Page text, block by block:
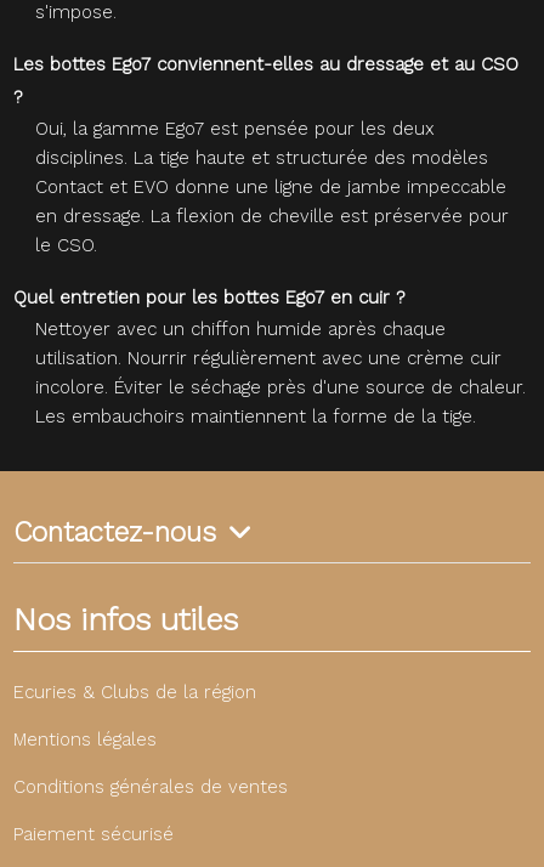
s'impose.
Les bottes Ego7 conviennent-elles au dressage et au CSO
?
Oui, la gamme Ego7 est pensée pour les deux
disciplines. La tige haute et structurée des modèles
Contact et EVO donne une ligne de jambe impeccable
en dressage. La flexion de cheville est préservée pour
le CSO.
Quel entretien pour les bottes Ego7 en cuir ?
Nettoyer avec un chiffon humide après chaque
utilisation. Nourrir régulièrement avec une crème cuir
incolore. Éviter le séchage près d'une source de chaleur.
Les embauchoirs maintiennent la forme de la tige.
Contactez-nous
Nos infos utiles
Ecuries & Clubs de la région
Mentions légales
Conditions générales de ventes
Paiement sécurisé